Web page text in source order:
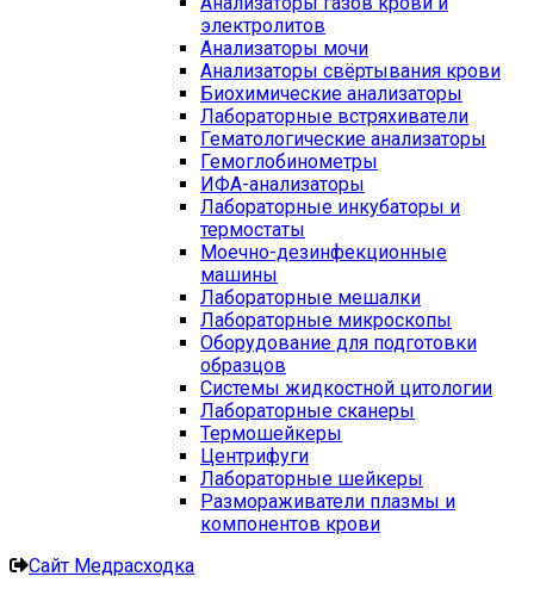
электролитов
Анализаторы мочи
Анализаторы свёртывания крови
Биохимические анализаторы
Лабораторные встряхиватели
Гематологические анализаторы
Гемоглобинометры
ИФА-анализаторы
Лабораторные инкубаторы и
термостаты
Моечно-дезинфекционные
машины
Лабораторные мешалки
Лабораторные микроскопы
Оборудование для подготовки
образцов
Системы жидкостной цитологии
Лабораторные сканеры
Термошейкеры
Центрифуги
Лабораторные шейкеры
Размораживатели плазмы и
компонентов крови
Сайт Медрасходка